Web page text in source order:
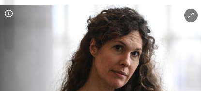
Copyright-Hinweis öffnen/schließen